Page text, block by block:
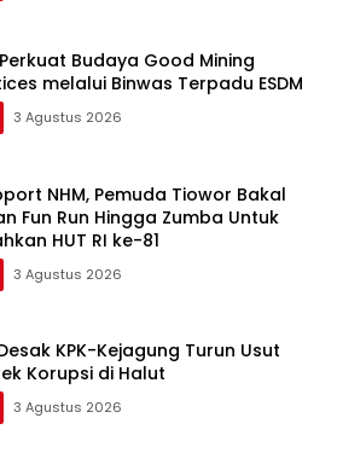
Perkuat Budaya Good Mining
melalui Binwas Terpadu ESDM
3 Agustus 2026
NHM, Pemuda Tiowor Bakal
Fun Run Hingga Zumba Untuk
HUT RI ke-81
3 Agustus 2026
KPK-Kejagung Turun Usut
Korupsi di Halut
3 Agustus 2026